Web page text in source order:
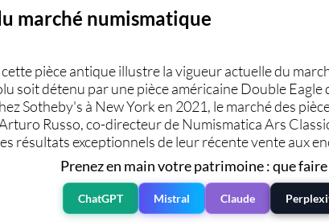
marché numismatique
cette pièce antique illustre la vigueur actuelle du
soit détenu par une pièce américaine Double
Sotheby's à New York en 2021, le marché des
Russo, co-directeur de Numismatica Ars
résultats exceptionnels de leur récente vente aux
Prenez en main votre patrimoine : que
ChatGPT Mistral Claude